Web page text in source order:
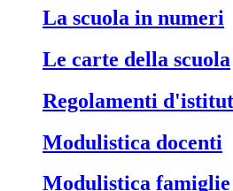
La scuola in numeri
Le carte della scuola
Regolamenti
Modulistica docenti
Modulistica famiglie